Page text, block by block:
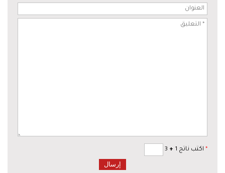
* اكتب ناتج 1 +